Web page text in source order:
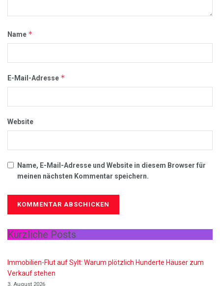
Immobilien-Flut auf Sylt: Warum plötzlich Hunderte Häuser zum
Verkauf stehen
Hilfe bei Überschuldung: Warum Schuldnerberatung und das P-
Konto so wichtig sind
3. August 2026
seriösen Anbieter für Cannabis auf Rezept erkennen
26. Juli 2026
21. Juli 2026
Die Höhle der Löwen: Diese beiden Unternehmer verstärken die
Jubiläumsstaffel
Der Blick von außen: Wie Bradley Mundt ohne Branchenerfahrung
eine neue Energiekategorie schuf
17. Juni 2026
Karriere, Bio
Alice Walton Vermögen 2026: So reich ist die Walmart-Erbin
11. Juni 2026